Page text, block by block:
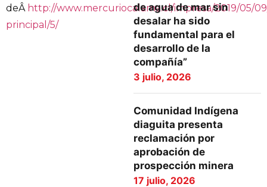
deÂ http://www.mercuriocalama.cl/impresa/2019/05/
principal/5/
de agua de mar sin
desalar ha sido
fundamental para el
desarrollo de la
compañía”
3 julio, 2026
Comunidad Indígena
diaguita presenta
reclamación por
aprobación de
prospección minera
17 julio, 2026